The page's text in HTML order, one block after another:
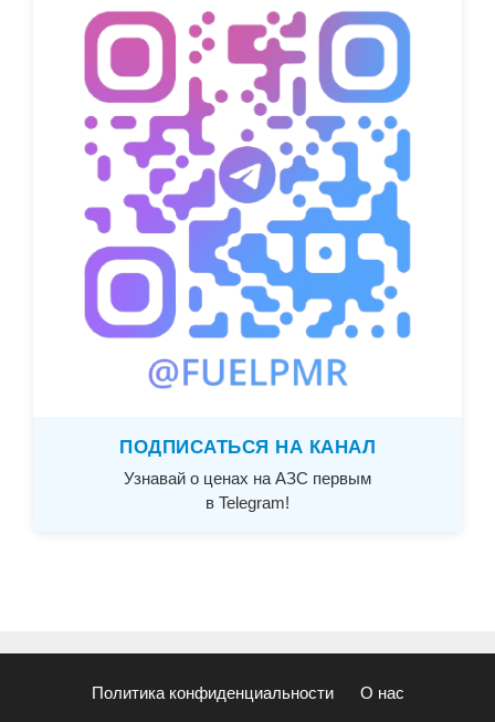
ПОДПИСАТЬСЯ НА КАНАЛ
Узнавай о ценах на АЗС первым
в Telegram!
Политика конфиденциальности О нас